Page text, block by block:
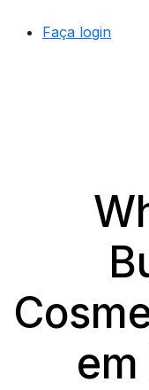
Faça login